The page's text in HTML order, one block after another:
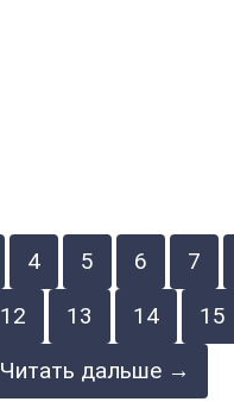
4 5 6 7
12 13 14 15
Читать дальше →